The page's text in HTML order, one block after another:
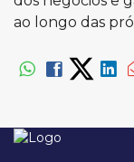
ao longo das